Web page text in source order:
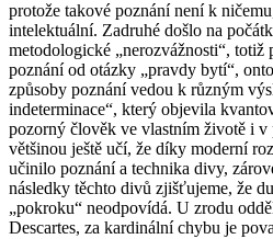
protože takové poznání není k
intelektuální. Zadruhé došlo na
metodologické „nerozvážnosti“, totiž
poznání od otázky „pravdy bytí“,
způsoby poznání vedou k různým
indeterminace“, který objevila
pozorný člověk ve vlastním životě i v
většinou ještě učí, že díky moderní
učinilo poznání a technika divy,
následky těchto divů zjišťujeme, že
„pokroku“ neodpovídá. U zrodu
Descartes, za kardinální chybu je